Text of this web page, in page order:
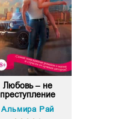
Любовь – не
преступление
Альмира Рай